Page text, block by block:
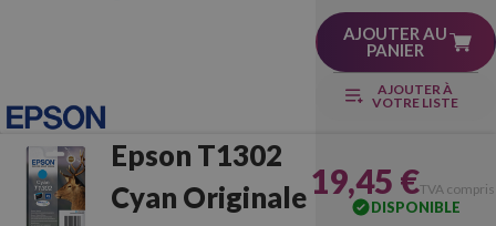
AJOUTER AU
PANIER
AJOUTER À
VOTRE LISTE
Epson T1302
Cyan Originale19,45 €TVA
DISPONIBLE